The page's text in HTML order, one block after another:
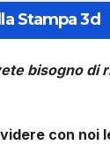
Stampa 3d
bisogno di
con noi